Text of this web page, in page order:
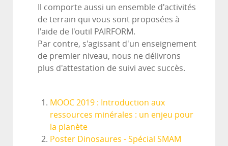
Il comporte aussi un ensemble d'activités
de terrain qui vous sont proposées à
l'aide de l'outil PAIRFORM.
Par contre, s'agissant d'un enseignement
de premier niveau, nous ne délivrons
plus d'attestation de suivi avec succès.
MOOC 2019 : Introduction aux
ressources minérales : un enjeu pour
la planète
Poster Dinosaures - Spécial SMAM